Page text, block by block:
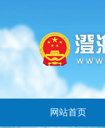
网站首页